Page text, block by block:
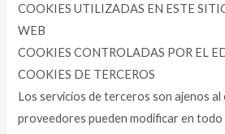
COOKIES UTILIZADAS EN ESTE
WEB
COOKIES CONTROLADAS POR EL
COOKIES DE TERCEROS
Los servicios de terceros son ajenos
proveedores pueden modificar en todo